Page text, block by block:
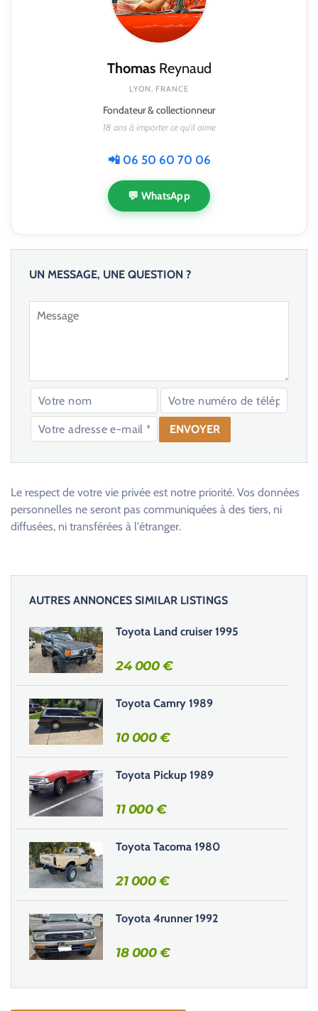
ThomasReynaud
LYON, FRANCE
Fondateur & collectionneur
18 ans à importer ce qu'il aime
📲 06 50 60 70 06
💬 WhatsApp
UN MESSAGE, UNE QUESTION ?
a
s
s
e
r
c
e
h
a
m
p
v
i
d
e
Le respect de votre vie privée est notre priorité. Vos données
personnelles ne seront pas communiquées à des tiers, ni
diffusées, ni transférées à l'étranger.
AUTRES ANNONCES SIMILAR LISTINGS
Toyota Land cruiser 1995
24 000€
Toyota Camry 1989
10 000€
Toyota Pickup 1989
11 000€
Toyota Tacoma 1980
21 000€
Toyota 4runner 1992
18 000€